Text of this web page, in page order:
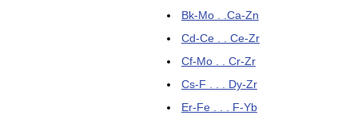
Bk-Mo . .Ca-Zn
Cd-Ce . . Ce-Zr
Cf-Mo . . Cr-Zr
Cs-F . . . Dy-Zr
Er-Fe . . . F-Yb